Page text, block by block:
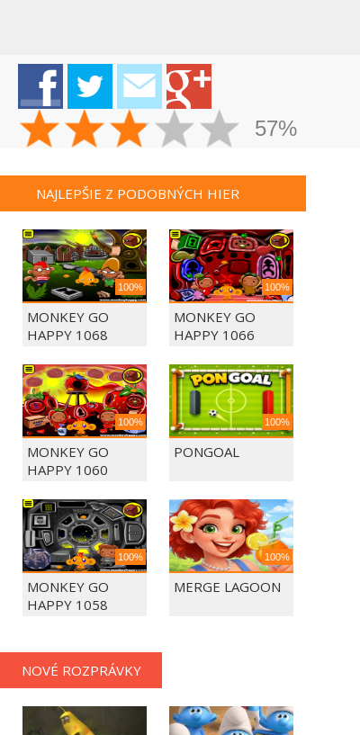
57%
NAJLEPŠIE Z PODOBNÝCH HIER
100%
MONKEY GO
HAPPY 1068
100%
MONKEY GO
HAPPY 1066
100%
MONKEY GO
HAPPY 1060
100%
PONGOAL
100%
MONKEY GO
HAPPY 1058
100%
MERGE LAGOON
NOVÉ ROZPRÁVKY